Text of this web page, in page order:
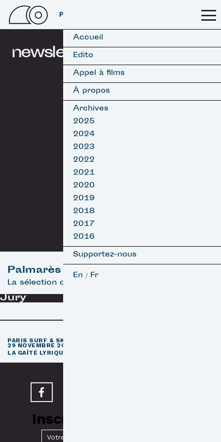
PSSFF 2026
Accueil
Edito
Appel à films
À propos
Archives
2025
2024
2023
2022
2021
2020
2019
2018
2017
2016
Supportez-nous
En / Fr
newsletters
Palmarès
La sélection officielle
Jury
PARIS SURF & SKATEBOARD FILM FESTIVAL
29 NOVEMBRE 2026
LA GAÎTÉ LYRIQUE · PARIS 3
Inscrivez-vous à notre